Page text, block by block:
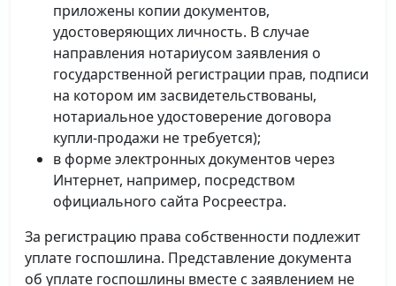
приложены копии документов,
удостоверяющих личность. В случае
направления нотариусом заявления о
государственной регистрации прав, подписи
на котором им засвидетельствованы,
нотариальное удостоверение договора
купли-продажи не требуется);
в форме электронных документов через
Интернет, например, посредством
официального сайта Росреестра.
За регистрацию права собственности подлежит
уплате госпошлина. Представление документа
об уплате госпошлины вместе с заявлением не